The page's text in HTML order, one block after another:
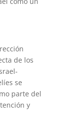
de los
se
parte del
y